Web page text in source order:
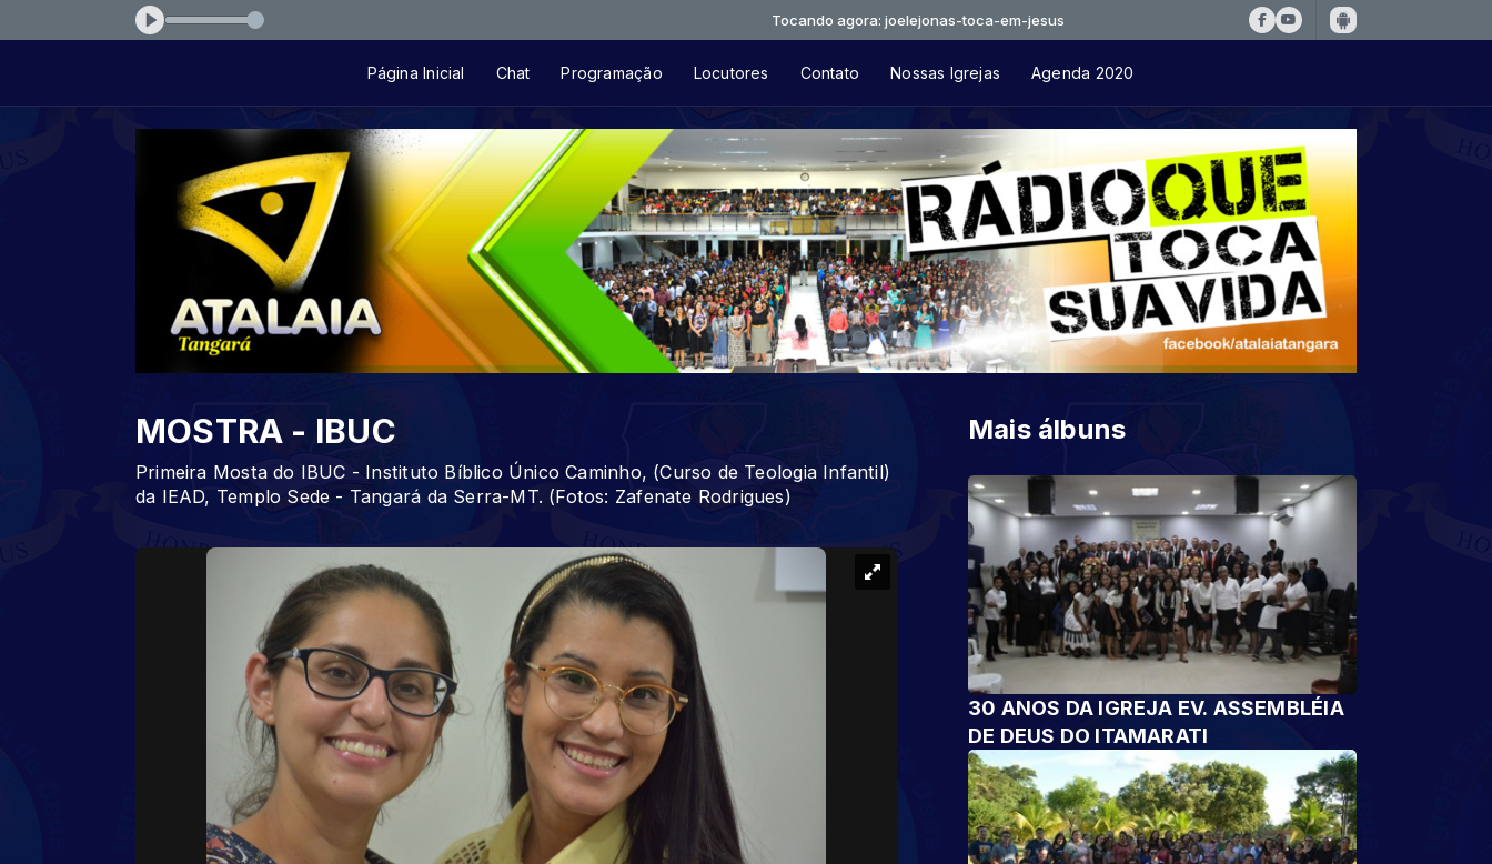
Tocando agora: joelejonas-toca-em-jesus
Página Inicial Chat Programação Locutores Contato Nossas Igrejas Agenda 2020
MOSTRA - IBUC
Primeira Mosta do IBUC - Instituto Bíblico Único Caminho, (Curso de Teologia Infantil)
da IEAD, Templo Sede - Tangará da Serra-MT. (Fotos: Zafenate Rodrigues)
Mais álbuns
30 ANOS DA IGREJA EV. ASSEMBLÉIA
DE DEUS DO ITAMARATI